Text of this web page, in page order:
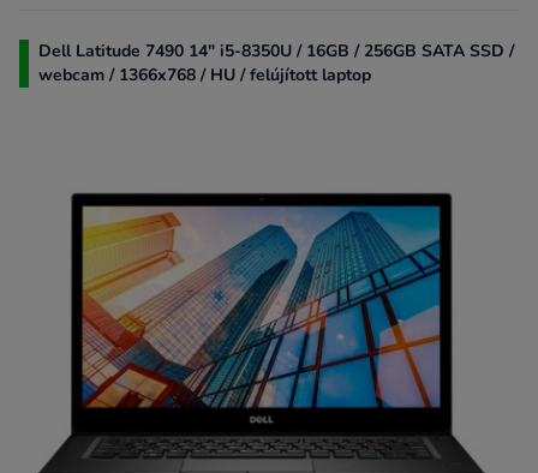
Dell Latitude 7490 14" i5-8350U / 16GB / 256GB SATA SSD /
webcam / 1366x768 / HU / felújított laptop